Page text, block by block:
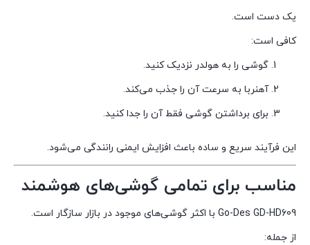
یک دست است.
کافی است:
گوشی را به هولدر نزدیک کنید.
آهنربا به سرعت آن را جذب می‌کند.
برای برداشتن گوشی فقط آن را جدا کنید.
این فرآیند سریع و ساده باعث افزایش ایمنی رانندگی می‌شود.
مناسب برای تمامی گوشی‌های هوشمند
Go-Des GD-HD609 با اکثر گوشی‌های موجود در بازار سازگار است.
از جمله: